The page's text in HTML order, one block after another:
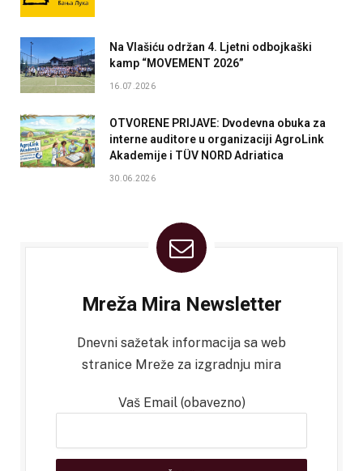
Na Vlašiću održan 4. Ljetni odbojkaški
kamp “MOVEMENT 2026”
16.07.2026
OTVORENE PRIJAVE: Dvodevna obuka za
interne auditore u organizaciji AgroLink
Akademije i TÜV NORD Adriatica
30.06.2026
Mreža Mira Newsletter
Dnevni sažetak informacija sa web
stranice Mreže za izgradnju mira
Vaš Email (obavezno)